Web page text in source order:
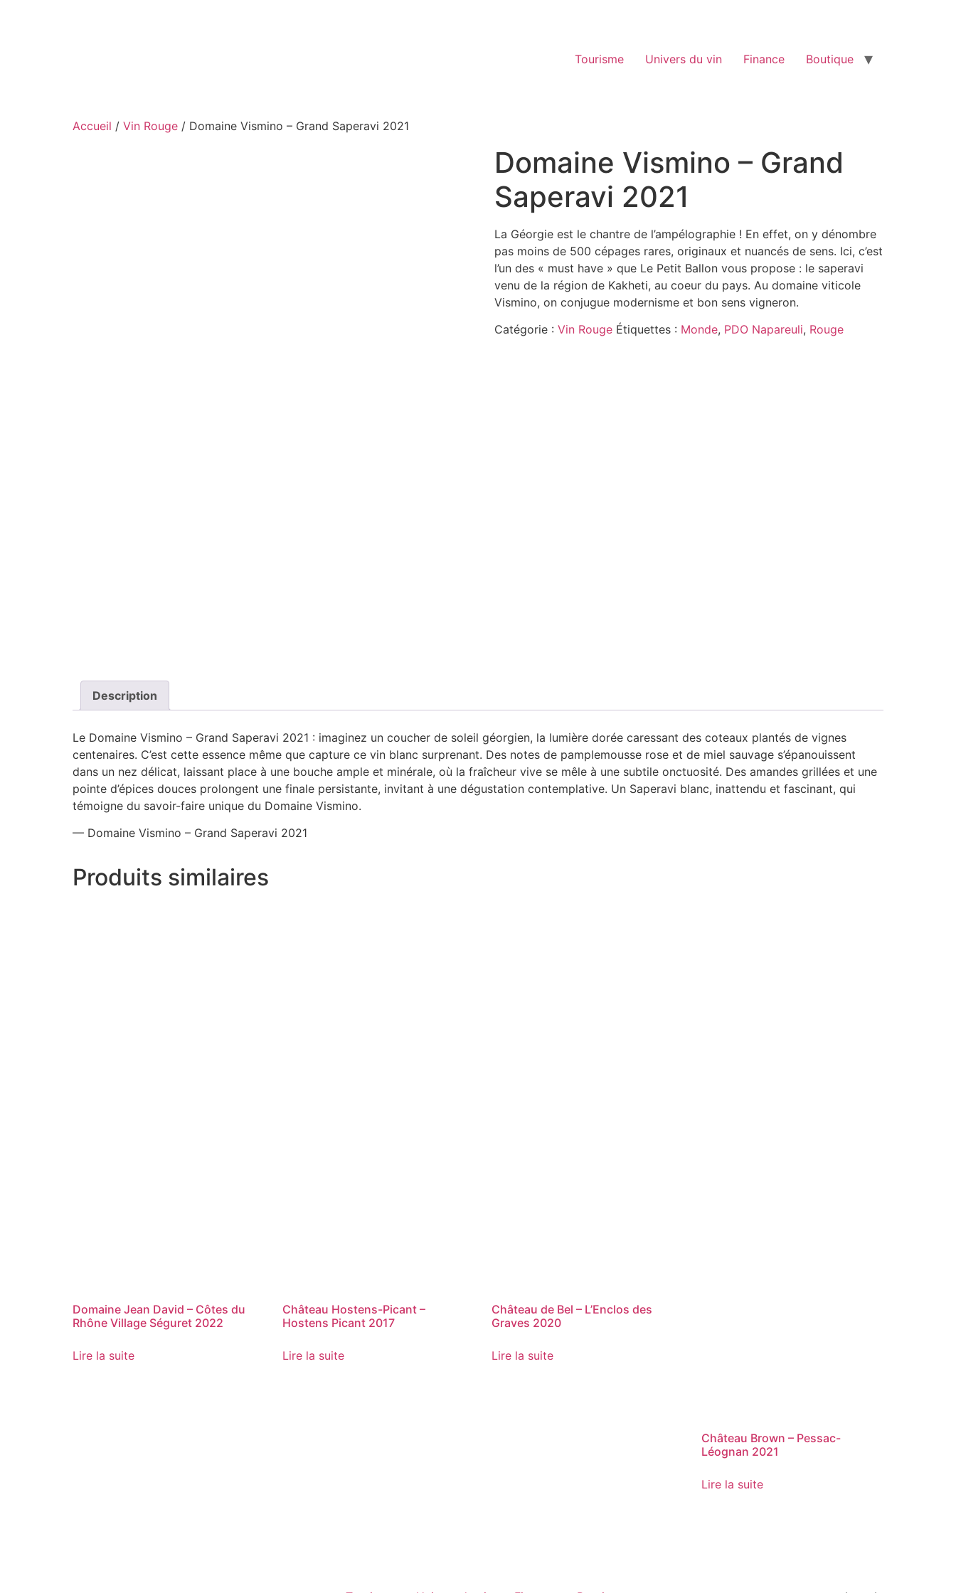
Tourisme
Univers du vin Finance Boutique
Accueil / Vin Rouge / Domaine Vismino – Grand Saperavi 2021
Domaine Vismino – Grand
Saperavi 2021
La Géorgie est le chantre de l’ampélographie ! En effet, on y dénombre
pas moins de 500 cépages rares, originaux et nuancés de sens. Ici, c’est
l’un des « must have » que Le Petit Ballon vous propose : le saperavi
venu de la région de Kakheti, au coeur du pays. Au domaine viticole
Vismino, on conjugue modernisme et bon sens vigneron.
Catégorie : Vin Rouge Étiquettes : Monde, PDO Napareuli, Rouge
Description
Le Domaine Vismino – Grand Saperavi 2021 : imaginez un coucher de soleil géorgien, la lumière dorée caressant des coteaux plantés de vignes
centenaires. C’est cette essence même que capture ce vin blanc surprenant. Des notes de pamplemousse rose et de miel sauvage s’épanouissent
dans un nez délicat, laissant place à une bouche ample et minérale, où la fraîcheur vive se mêle à une subtile onctuosité. Des amandes grillées et une
pointe d’épices douces prolongent une finale persistante, invitant à une dégustation contemplative. Un Saperavi blanc, inattendu et fascinant, qui
témoigne du savoir-faire unique du Domaine Vismino.
— Domaine Vismino – Grand Saperavi 2021
Produits similaires
Domaine Jean David – Côtes du
Rhône Village Séguret 2022
Lire la suite
Château Hostens-Picant –
Hostens Picant 2017
Lire la suite
Château de Bel – L’Enclos des
Graves 2020
Lire la suite
Château Brown – Pessac-
Léognan 2021
Lire la suite